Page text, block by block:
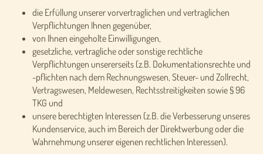
die Erfüllung unserer vorvertraglichen und vertraglichen
Verpflichtungen Ihnen gegenüber,
von Ihnen eingeholte Einwilligungen,
gesetzliche, vertragliche oder sonstige rechtliche
Verpflichtungen unsererseits (z.B. Dokumentationsrechte und
-pflichten nach dem Rechnungswesen, Steuer- und Zollrecht,
Vertragswesen, Meldewesen, Rechtsstreitigkeiten sowie § 96
TKG und
unsere berechtigten Interessen (z.B. die Verbesserung unseres
Kundenservice, auch im Bereich der Direktwerbung oder die
Wahrnehmung unserer eigenen rechtlichen Interessen).